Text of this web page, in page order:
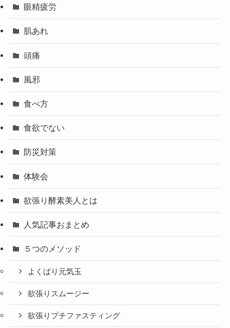
眼精疲労
肌あれ
頭痛
風邪
食べ方
食欲でない
防災対策
体験会
欲張り酵素美人とは
人気記事おまとめ
５つのメソッド
よくばり元気玉
欲張りスムージー
欲張りプチファスティング